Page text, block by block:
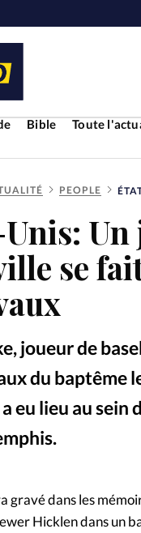
Bible
Toute
Histoire
Religions
PEOPLE
Un
se
joueur de
du baptême
eu lieu au
gravé dans les
Hicklen dans un